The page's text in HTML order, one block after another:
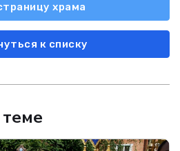
храма
к списку